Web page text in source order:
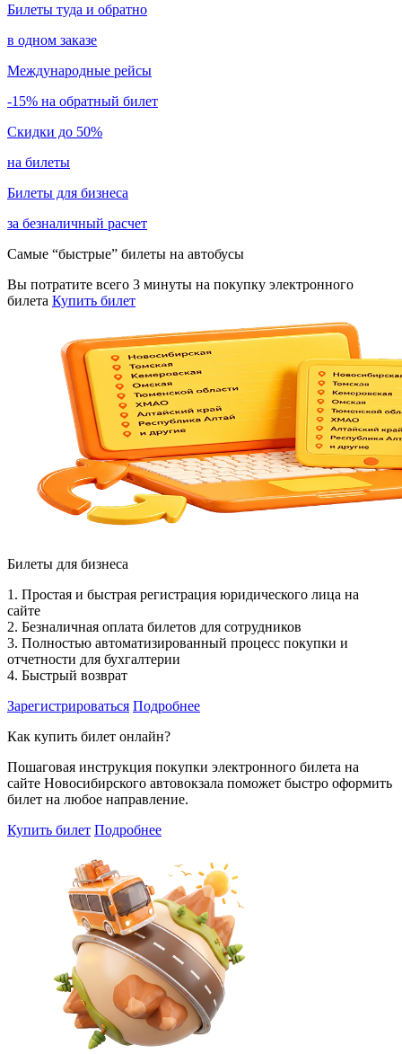
Билеты туда и обратно
в одном заказе
Международные рейсы
-15% на обратный билет
Скидки до 50%
на билеты
Билеты для бизнеса
за безналичный расчет
Самые “быстрые” билеты на автобусы
Вы потратите всего 3 минуты на покупку электронного
билета Купить билет
Билеты для бизнеса
1. Простая и быстрая регистрация юридического лица на
сайте
2. Безналичная оплата билетов для сотрудников
3. Полностью автоматизированный процесс покупки и
отчетности для бухгалтерии
4. Быстрый возврат
Зарегистрироваться Подробнее
Как купить билет онлайн?
Пошаговая инструкция покупки электронного билета на
сайте Новосибирского автовокзала поможет быстро оформить
билет на любое направление.
Купить билет Подробнее